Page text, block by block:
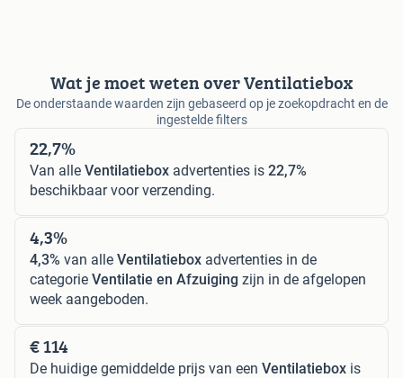
Wat je moet weten over Ventilatiebox
De onderstaande waarden zijn gebaseerd op je zoekopdracht en de
ingestelde filters
22,7%
Van alle Ventilatiebox advertenties is 22,7%
beschikbaar voor verzending.
4,3%
4,3% van alle Ventilatiebox advertenties in de
categorie Ventilatie en Afzuiging zijn in de afgelopen
week aangeboden.
€ 114
De huidige gemiddelde prijs van een Ventilatiebox is